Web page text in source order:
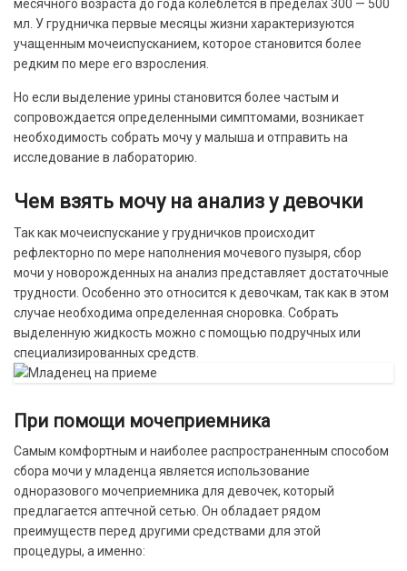
месячного возраста до года колеблется в пределах 300 — 500
мл. У грудничка первые месяцы жизни характеризуются
учащенным мочеиспусканием, которое становится более
редким по мере его взросления.
Но если выделение урины становится более частым и
сопровождается определенными симптомами, возникает
необходимость собрать мочу у малыша и отправить на
исследование в лабораторию.
Чем взять мочу на анализ у девочки
Так как мочеиспускание у грудничков происходит
рефлекторно по мере наполнения мочевого пузыря, сбор
мочи у новорожденных на анализ представляет достаточные
трудности. Особенно это относится к девочкам, так как в этом
случае необходима определенная сноровка. Собрать
выделенную жидкость можно с помощью подручных или
специализированных средств.
При помощи мочеприемника
Самым комфортным и наиболее распространенным способом
сбора мочи у младенца является использование
одноразового мочеприемника для девочек, который
предлагается аптечной сетью. Он обладает рядом
преимуществ перед другими средствами для этой
процедуры, а именно: